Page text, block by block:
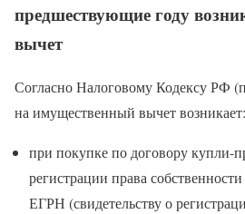
предшествующие году
вычет
Согласно Налоговому Кодексу РФ
на имущественный вычет возникает:
при покупке по договору купли-
регистрации права
ЕГРН (свидетельству о